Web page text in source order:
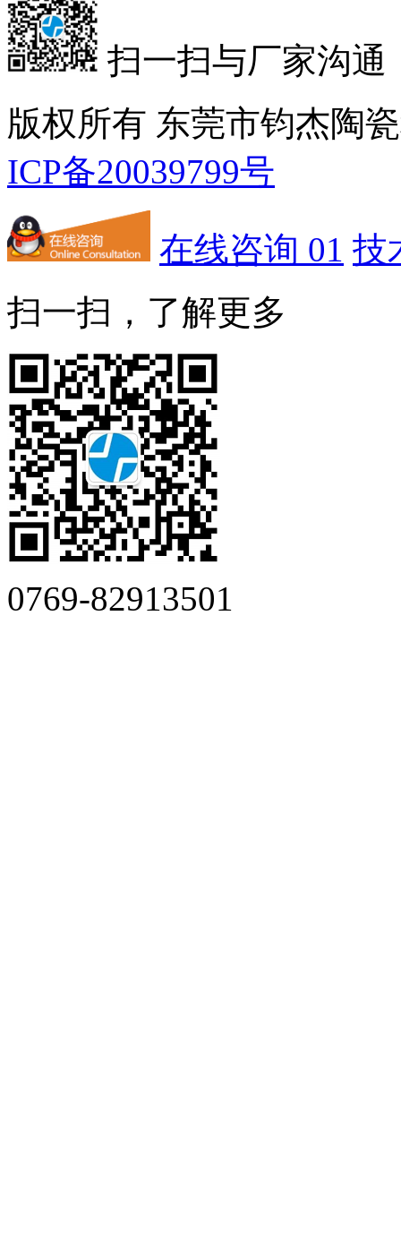
扫一扫与厂家沟通
版权所有 东莞市钧杰
ICP备20039799号
在线咨询 01 技
扫一扫，了解更多
0769-82913501